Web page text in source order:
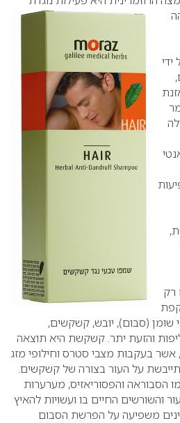
רק
שומן (סבום), יובש, קשקשים,
והזעת יתר. קשקשת היא תוצאה
בעקבות מצבי סטרס וחילופי מזג
על העור בצורה של קשקשים.
הסבוראה והפסוריאזיס, מערערות
והשורשים החיים בו ועשויות להאיץ
משפיעה על הפרשת הסבום